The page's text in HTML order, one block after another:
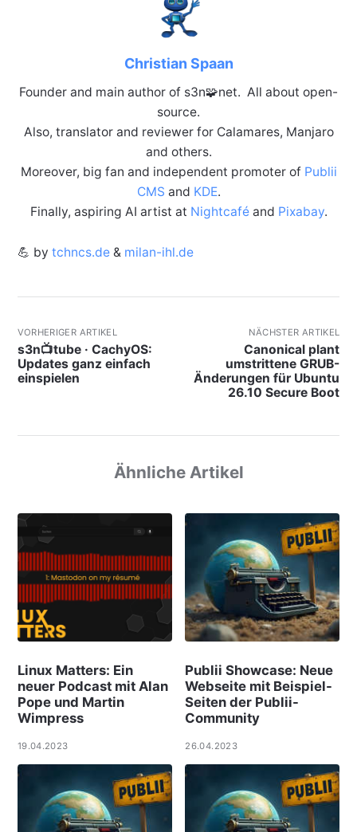
Christian Spaan
Founder and main author of s3n🧩net. All about open-
source.
Also, translator and reviewer for Calamares, Manjaro
and others.
Moreover, big fan and independent promoter of Publii
CMS and KDE.
Finally, aspiring AI artist at Nightcaféand Pixabay.
💪 by tchncs.de& milan-ihl.de
VORHERIGER ARTIKEL
s3n📺tube · CachyOS:
Updates ganz einfach
einspielen
NÄCHSTER ARTIKEL
Canonical plant
umstrittene GRUB-
Änderungen für Ubuntu
26.10 Secure Boot
Ähnliche Artikel
Linux Matters: Ein
neuer Podcast mit Alan
Pope und Martin
Wimpress
19.04.2023
Publii Showcase: Neue
Webseite mit Beispiel-
Seiten der Publii-
Community
26.04.2023